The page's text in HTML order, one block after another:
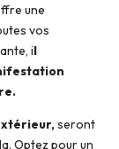
une
vos
il
seront
Optez pour un